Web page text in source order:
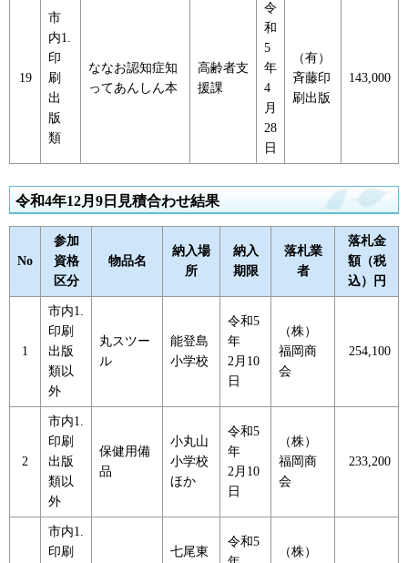
19
市
内1.
印
刷
出
版
類
ななお認知症知
ってあんしん本
高齢者支
援課
令
和
5
年
4
月
28
日
（有）
斉藤印
刷出版
143,000
令和4年12月9日見積合わせ結果
No
参加
資格
区分
物品名
納入場
所
納入
期限
落札業
者
落札金
額（税
込）円
1
市内1.
印刷
出版
類以
外
丸スツー
ル
能登島
小学校
令和5
年
2月10
日
（株）
福岡商
会
254,100
2
市内1.
印刷
出版
類以
外
保健用備
品
小丸山
小学校
ほか
令和5
年
2月10
日
（株）
福岡商
会
233,200
市内1.
印刷
七尾東
令和5
（株）